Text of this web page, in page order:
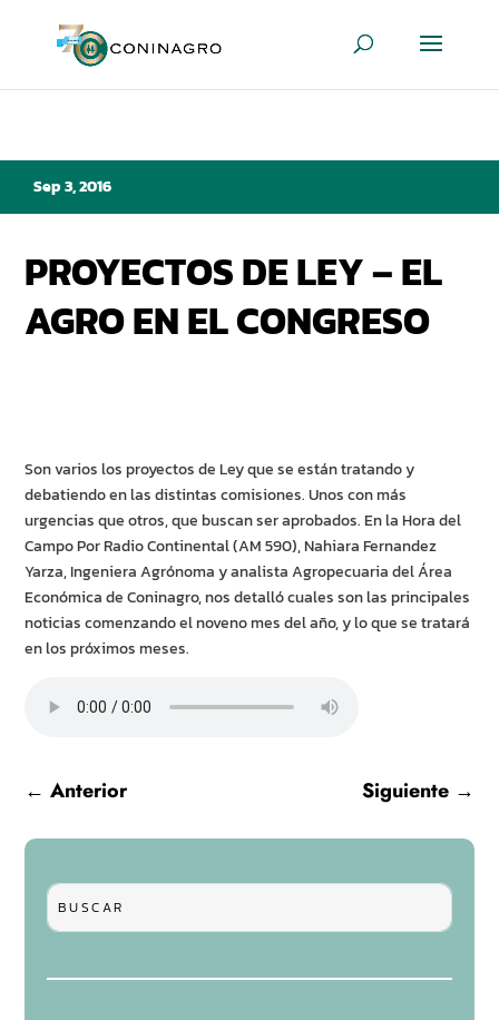
Sep 3, 2016
PROYECTOS DE LEY – EL
AGRO EN EL CONGRESO
Son varios los proyectos de Ley que se están tratando y
debatiendo en las distintas comisiones. Unos con más
urgencias que otros, que buscan ser aprobados. En la Hora del
Campo Por Radio Continental (AM 590), Nahiara Fernandez
Yarza, Ingeniera Agrónoma y analista Agropecuaria del Área
Económica de Coninagro, nos detalló cuales son las principales
noticias comenzando el noveno mes del año, y lo que se tratará
en los próximos meses.
←Anterior Siguiente→